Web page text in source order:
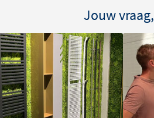
Jouw vraag,